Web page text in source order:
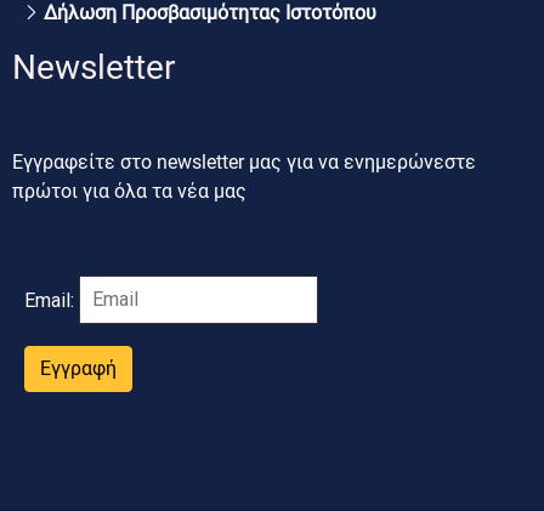
Δήλωση Προσβασιμότητας Ιστοτόπου
Newsletter
Εγγραφείτε στο newsletter μας για να ενημερώνεστε
πρώτοι για όλα τα νέα μας
Email:
Εγγραφή